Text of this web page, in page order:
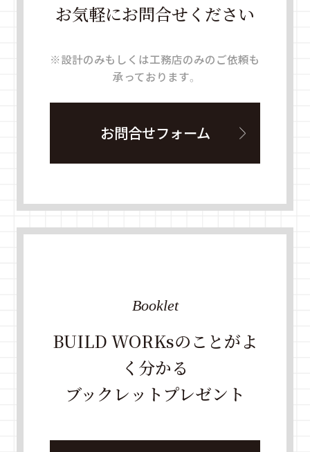
お気軽にお問合せください
※設計のみもしくは工務店のみのご依頼も
承っております。
お問合せフォーム
BUILD WORKsのことがよ
く分かる
ブックレットプレゼント
Booklet